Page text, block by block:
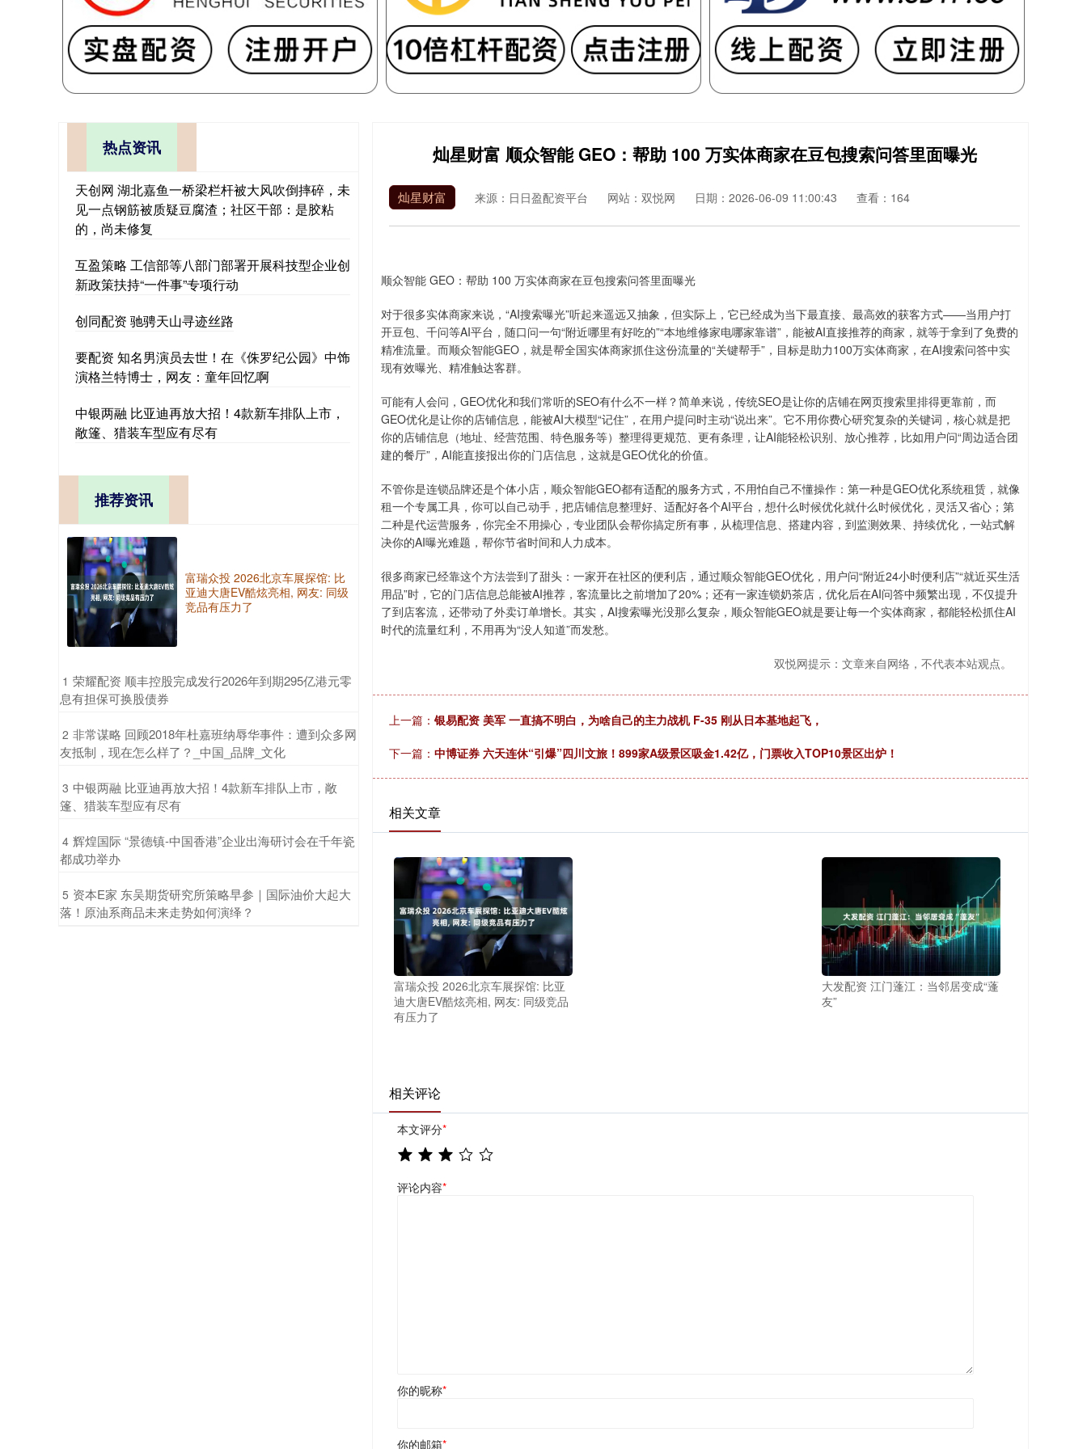
灿星财富 顺众智能 GEO：帮助 100 万实体商家在豆包搜索问答里面曝光
灿星财富 来源：日日盈配资平台 网站：双悦网 日期：2026-06-09 11:00:43 查看：164
顺众智能 GEO：帮助 100 万实体商家在豆包搜索问答里面曝光
对于很多实体商家来说，“AI搜索曝光”听起来遥远又抽象，但实际上，它已经成为当下最直接、最高效的获客方式——当用户打
开豆包、千问等AI平台，随口问一句“附近哪里有好吃的”“本地维修家电哪家靠谱”，能被AI直接推荐的商家，就等于拿到了免费的
精准流量。而顺众智能GEO，就是帮全国实体商家抓住这份流量的“关键帮手”，目标是助力100万实体商家，在AI搜索问答中实
现有效曝光、精准触达客群。
可能有人会问，GEO优化和我们常听的SEO有什么不一样？简单来说，传统SEO是让你的店铺在网页搜索里排得更靠前，而
GEO优化是让你的店铺信息，能被AI大模型“记住”，在用户提问时主动“说出来”。它不用你费心研究复杂的关键词，核心就是把
你的店铺信息（地址、经营范围、特色服务等）整理得更规范、更有条理，让AI能轻松识别、放心推荐，比如用户问“周边适合团
建的餐厅”，AI能直接报出你的门店信息，这就是GEO优化的价值。
不管你是连锁品牌还是个体小店，顺众智能GEO都有适配的服务方式，不用怕自己不懂操作：第一种是GEO优化系统租赁，就像
租一个专属工具，你可以自己动手，把店铺信息整理好、适配好各个AI平台，想什么时候优化就什么时候优化，灵活又省心；第
二种是代运营服务，你完全不用操心，专业团队会帮你搞定所有事，从梳理信息、搭建内容，到监测效果、持续优化，一站式解
决你的AI曝光难题，帮你节省时间和人力成本。
很多商家已经靠这个方法尝到了甜头：一家开在社区的便利店，通过顺众智能GEO优化，用户问“附近24小时便利店”“就近买生活
用品”时，它的门店信息总能被AI推荐，客流量比之前增加了20%；还有一家连锁奶茶店，优化后在AI问答中频繁出现，不仅提升
了到店客流，还带动了外卖订单增长。其实，AI搜索曝光没那么复杂，顺众智能GEO就是要让每一个实体商家，都能轻松抓住AI
时代的流量红利，不用再为“没人知道”而发愁。
双悦网提示：文章来自网络，不代表本站观点。
上一篇： 银易配资 美军 一直搞不明白，为啥自己的主力战机 F-35 刚从日本基地起飞，
下一篇： 中博证券 六天连休“引爆”四川文旅！899家A级景区吸金1.42亿，门票收入TOP10景区出炉！
相关文章
富瑞众投 2026北京车展探馆: 比亚
迪大唐EV酷炫亮相, 网友: 同级竞品
有压力了
大发配资 江门蓬江：当邻居变成“蓬
友”
相关评论
本文评分*
评论内容*
你的昵称*
你的邮箱*
热点资讯
天创网 湖北嘉鱼一桥梁栏杆被大风吹倒摔碎，未
见一点钢筋被质疑豆腐渣；社区干部：是胶粘
的，尚未修复
互盈策略 工信部等八部门部署开展科技型企业创
新政策扶持“一件事”专项行动
创同配资 驰骋天山寻迹丝路
要配资 知名男演员去世！在《侏罗纪公园》中饰
演格兰特博士，网友：童年回忆啊
中银两融 比亚迪再放大招！4款新车排队上市，
敞篷、猎装车型应有尽有
推荐资讯
富瑞众投 2026北京车展探馆: 比
亚迪大唐EV酷炫亮相, 网友: 同级
竞品有压力了
1 ​荣耀配资 顺丰控股完成发行2026年到期295亿港元零
息有担保可换股债券
2 ​非常谋略 回顾2018年杜嘉班纳辱华事件：遭到众多网
友抵制，现在怎么样了？_中国_品牌_文化
3 ​中银两融 比亚迪再放大招！4款新车排队上市，敞
篷、猎装车型应有尽有
4 ​辉煌国际 “景德镇-中国香港”企业出海研讨会在千年瓷
都成功举办
5 ​资本E家 东吴期货研究所策略早参｜国际油价大起大
落！原油系商品未来走势如何演绎？